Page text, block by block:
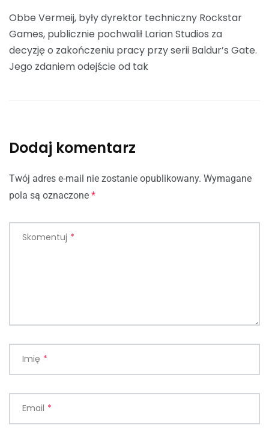
Obbe Vermeij, były dyrektor techniczny Rockstar
Games, publicznie pochwalił Larian Studios za
decyzję o zakończeniu pracy przy serii Baldur’s Gate.
Jego zdaniem odejście od tak
Dodaj komentarz
Twój adres e-mail nie zostanie opublikowany. Wymagane
pola są oznaczone *
Skomentuj *
Imię *
Email *